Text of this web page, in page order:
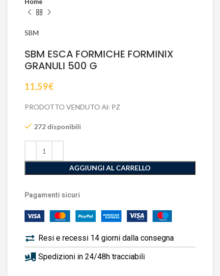
SBM
SBM ESCA FORMICHE FORMINIX
GRANULI 500 G
11,59€
PRODOTTO VENDUTO Al: PZ
272 disponibili
AGGIUNGI AL CARRELLO
Pagamenti sicuri
Resi e recessi 14 giorni dalla consegna
Spedizioni in 24/48h tracciabili